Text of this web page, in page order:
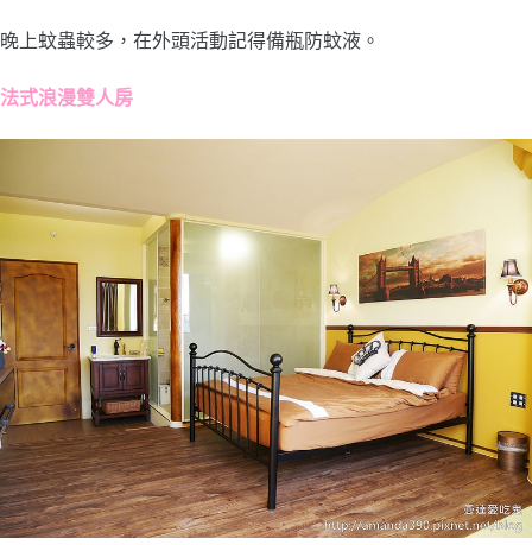
晚上蚊蟲較多，在外頭活動記得備瓶防蚊液。
法式浪漫雙人房